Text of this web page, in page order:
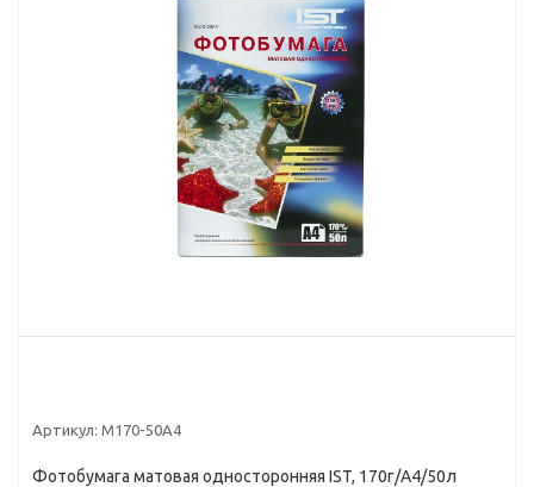
Артикул: M170-50A4
Фотобумага матовая односторонняя IST, 170г/A4/50л